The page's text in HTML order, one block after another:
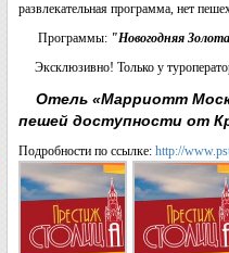
развлекательная программа, нет
Программы: "Новогодняя
Эксклюзивно! Только у
Отель «Марриотт
пешей доступности от
Подробности по ссылке: http://